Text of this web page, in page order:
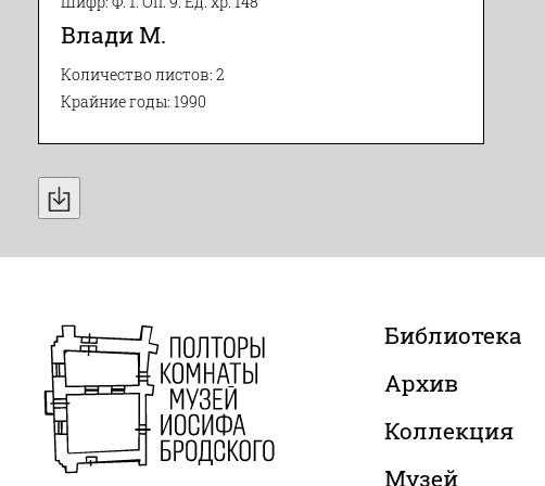
Влади М.
Количество листов: 2
Крайние годы: 1990
Библиотека
Архив
Коллекция
Музей